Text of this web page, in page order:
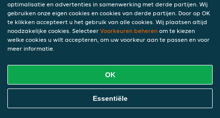
Piet Heinkade 61
1019 GM Amsterdam
Nederland
Bijgewerkte versies van deze
Wij kunnen deze Verklaring van tijd tot tijd bijwerken als
reactie op veranderende juridische, technische of zakelijke
ontwikkelingen. Wanneer wij onze Privacyverklaring
bijwerken, zullen wij passende maatregelen nemen om u
optimalisatie en advertenties in samenwerking met derde partijen. Wij
gebruiken onze eigen cookies en cookies van derde partijen. Door op OK
te klikken accepteert u het gebruik van alle cookies. Wij plaatsen altijd
noodzakelijke cookies. Selecteer Voorkeuren beheren om te kiezen
welke cookies u wilt accepteren, om uw voorkeur aan te passen en voor
meer informatie.
OK
Essentiële